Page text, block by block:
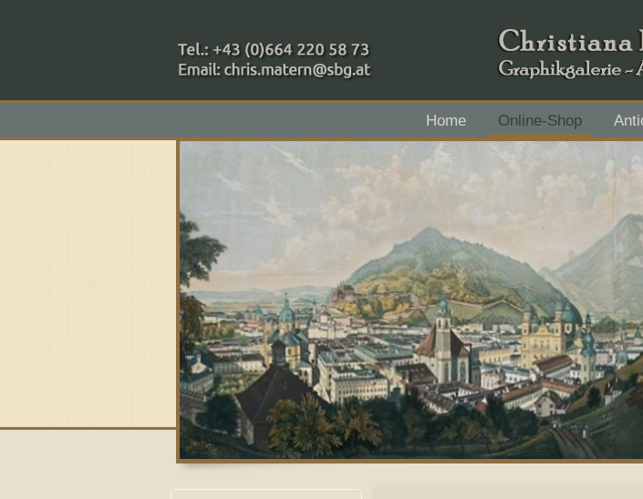
+43 (0)664 220 58 73
Home Online-Shop
Zahlungsmethoden: RAIBA - Flachgau Mitte - IBAN AT43 3501